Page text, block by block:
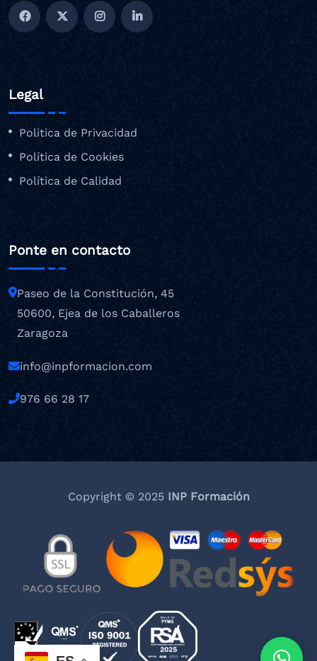
Legal
Politica de Privacidad
Política de Cookies
Política de Calidad
Ponte en contacto
Paseo de la Constitución, 45
50600, Ejea de los Caballeros
Zaragoza
info@inpformacion.com
976 66 28 17
Copyright © 2025INP Formación